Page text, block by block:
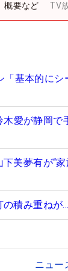
概要など TV
「基本的にシ
愛が静岡で
美夢有が“
の積み重ねが
ニュー